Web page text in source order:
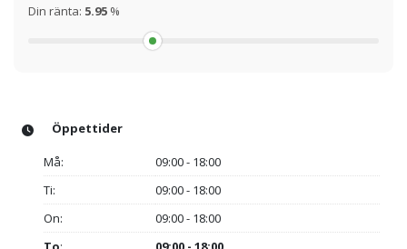
Din ränta: 5.95 %
Öppettider
Må:
09:00 - 18:00
Ti:
09:00 - 18:00
On:
09:00 - 18:00